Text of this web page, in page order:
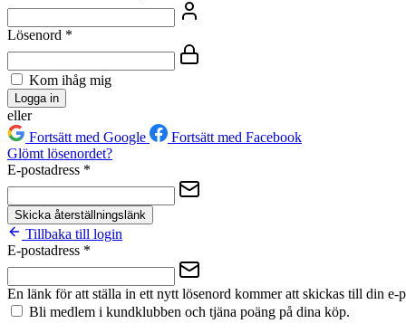
Lösenord *
Kom ihåg mig
Logga in
eller
Fortsätt med Google
Fortsätt med Facebook
Glömt lösenordet?
E-postadress *
Skicka återställningslänk
Tillbaka till login
E-postadress *
En länk för att ställa in ett nytt lösenord kommer att skickas till din e-
Bli medlem i kundklubben och tjäna poäng på dina köp.